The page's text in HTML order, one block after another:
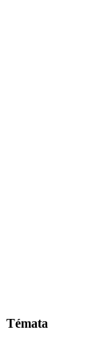
Témata